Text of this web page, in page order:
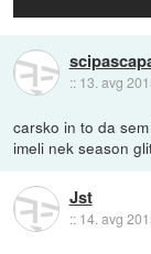
:: 13. avg
carsko in to da
imeli nek season
Jst
:: 14. avg